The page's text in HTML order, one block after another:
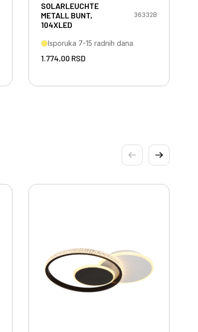
SOLARLEUCHTE
METALL BUNT,
104XLED
36332B
Isporuka 7-15 radnih dana
1.774,00 RSD